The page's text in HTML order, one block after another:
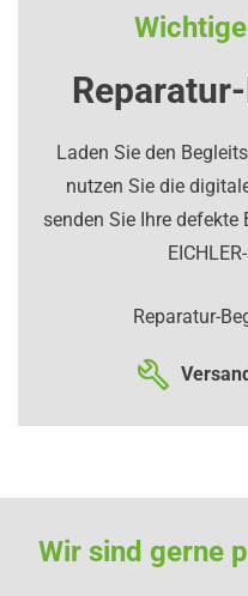
Laden Sie den
nutzen Sie die
senden Sie Ihre defekte
Reparatur-
Wir sind gerne